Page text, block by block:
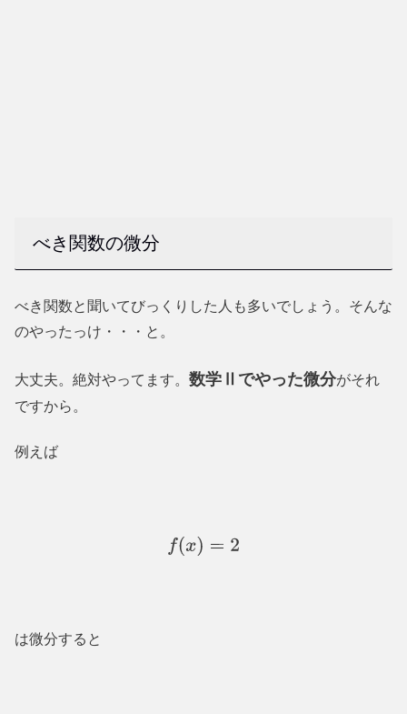
べき関数の微分
べき関数と聞いてびっくりした人も多いでしょう。そんな
のやったっけ・・・と。
大丈夫。絶対やってます。 数学Ⅱでやった微分がそれ
ですから。
例えば
f( x)=2
は微分すると